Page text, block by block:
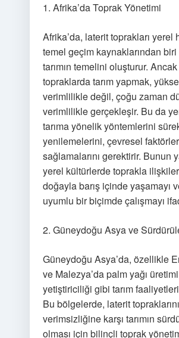
1. Afrika’da Toprak Yönetimi
Afrika’da, laterit toprakları yerel
temel geçim kaynaklarından
tarımın temelini oluşturur.
topraklarda tarım yapmak,
verimlilikle değil, çoğu zaman
verimlilikle gerçekleşir. Bu da
tarıma yönelik yöntemlerini
yenilemelerini, çevresel
sağlamalarını gerektirir. Bunun
yerel kültürlerde toprakla
doğayla barış içinde yaşamayı
uyumlu bir biçimde çalışmayı
2. Güneydoğu Asya ve
Güneydoğu Asya’da, özellikle
ve Malezya’da palm yağı
yetiştiriciliği gibi tarım faaliyetleri
Bu bölgelerde, laterit
verimsizliğine karşı tarımın
olması için bilinçli toprak